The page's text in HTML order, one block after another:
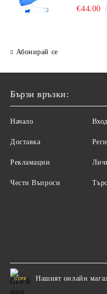
€44.00
Абонирай се
Бързи връзки:
Начало
Доставка
Рекламации
Чести Въпроси
Вход
GDPR Нашият онлайн